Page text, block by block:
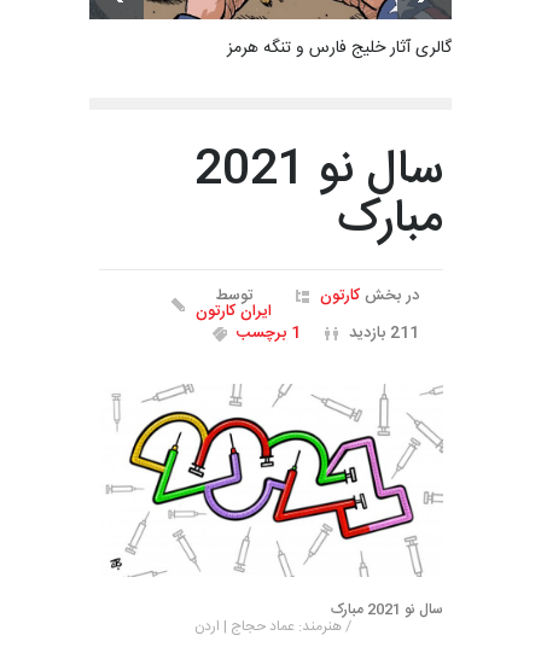
گالری آثار خلیج فارس و تنگه هرمز
سال نو 2021
مبارک
در بخشکارتون توسط
ایران کارتون
211 بازدید
1 برچسب
سال نو 2021 مبارک
/ هنرمند: عماد حجاج | اردن